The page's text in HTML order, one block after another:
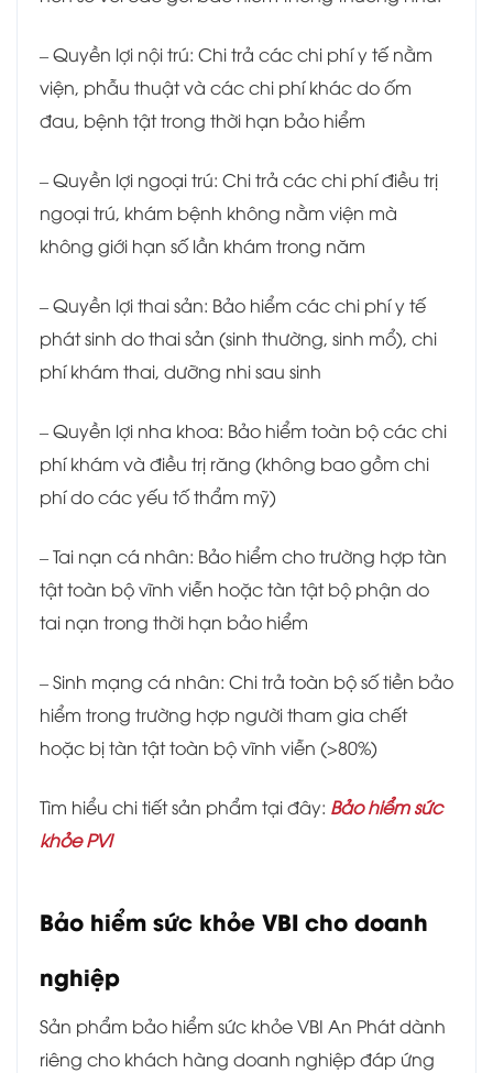
– Quyền lợi nội trú: Chi trả các chi phí y tế nằm
viện, phẫu thuật và các chi phí khác do ốm
đau, bệnh tật trong thời hạn bảo hiểm
– Quyền lợi ngoại trú: Chi trả các chi phí điều trị
ngoại trú, khám bệnh không nằm viện mà
không giới hạn số lần khám trong năm
– Quyền lợi thai sản: Bảo hiểm các chi phí y tế
phát sinh do thai sản (sinh thường, sinh mổ), chi
phí khám thai, dưỡng nhi sau sinh
– Quyền lợi nha khoa: Bảo hiểm toàn bộ các chi
phí khám và điều trị răng (không bao gồm chi
phí do các yếu tố thẩm mỹ)
– Tai nạn cá nhân: Bảo hiểm cho trường hợp tàn
tật toàn bộ vĩnh viễn hoặc tàn tật bộ phận do
tai nạn trong thời hạn bảo hiểm
– Sinh mạng cá nhân: Chi trả toàn bộ số tiền bảo
hiểm trong trường hợp người tham gia chết
hoặc bị tàn tật toàn bộ vĩnh viễn (>80%)
Tìm hiểu chi tiết sản phẩm tại đây: Bảo hiểm sức
khỏe PVI
Bảo hiểm sức khỏe VBI cho doanh
nghiệp
Sản phẩm bảo hiểm sức khỏe VBI An Phát dành
riêng cho khách hàng doanh nghiệp đáp ứng